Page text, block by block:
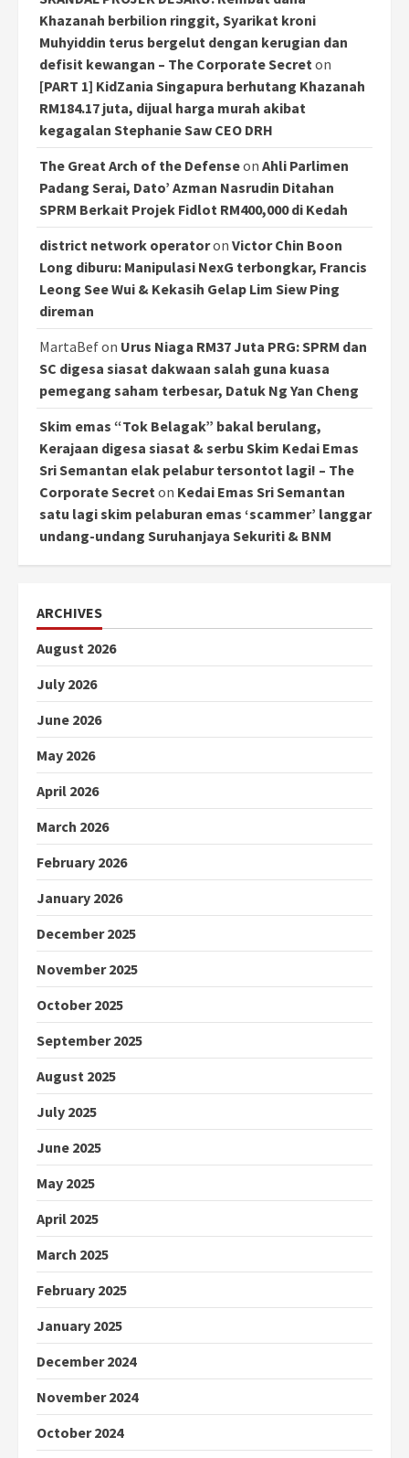
Khazanah berbilion ringgit, Syarikat kroni
Muhyiddin terus bergelut dengan kerugian dan
defisit kewangan – The Corporate Secreton
[PART 1] KidZania Singapura berhutang Khazanah
RM184.17 juta, dijual harga murah akibat
kegagalan Stephanie Saw CEO DRH
The Great Arch of the Defenseon Ahli Parlimen
Padang Serai, Dato’ Azman Nasrudin Ditahan
SPRM Berkait Projek Fidlot RM400,000 di Kedah
district network operatoron Victor Chin Boon
Long diburu: Manipulasi NexG terbongkar, Francis
Leong See Wui & Kekasih Gelap Lim Siew Ping
direman
MartaBefon Urus Niaga RM37 Juta PRG: SPRM dan
SC digesa siasat dakwaan salah guna kuasa
pemegang saham terbesar, Datuk Ng Yan Cheng
Skim emas “Tok Belagak” bakal berulang,
Kerajaan digesa siasat & serbu Skim Kedai Emas
Sri Semantan elak pelabur tersontot lagi! – The
Corporate Secreton Kedai Emas Sri Semantan
satu lagi skim pelaburan emas ‘scammer’ langgar
undang-undang Suruhanjaya Sekuriti & BNM
ARCHIVES
August 2026
July 2026
June 2026
May 2026
April 2026
March 2026
February 2026
January 2026
December 2025
November 2025
October 2025
September 2025
August 2025
July 2025
June 2025
May 2025
April 2025
March 2025
February 2025
January 2025
December 2024
November 2024
October 2024